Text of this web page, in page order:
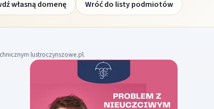
własną domenę Wróć do listy podmiotów
lustroczynszowe.pl.